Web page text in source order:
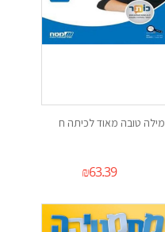
מילה טובה מאוד לכיתה ח
₪63.39